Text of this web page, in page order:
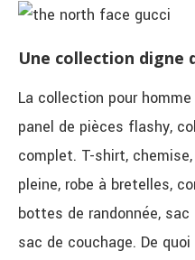
Une collection digne
La collection pour
panel de pièces flashy,
complet. T-shirt,
pleine, robe à bretelles,
bottes de randonnée,
sac de couchage. De